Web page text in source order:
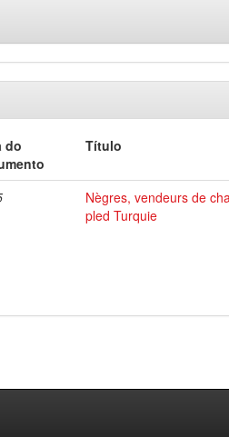
do
Título
Nègres, vendeurs de
pled Turquie